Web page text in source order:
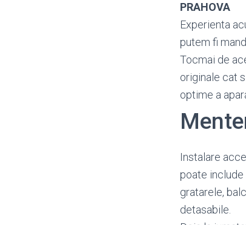
PRAHOVA
Experienta
putem fi
Tocmai de
originale cat
optime a
Instalare
poate
gratarele,
detasabile.